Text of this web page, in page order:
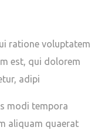
ratione voluptatem
est, qui dolorem
adipi
modi tempora
aliquam quaerat